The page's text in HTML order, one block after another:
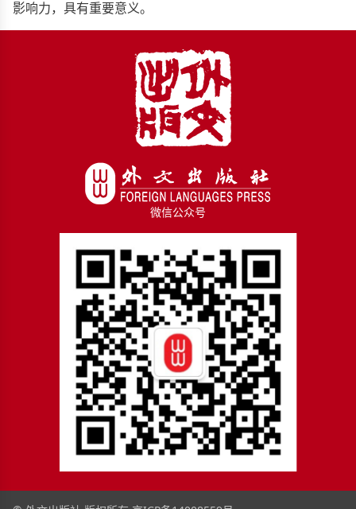
影响力，具有重要意义。
微信公众号